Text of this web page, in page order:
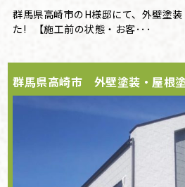
群馬県高崎市のH様邸にて、外壁塗
た! 【施工前の状態・お客･･･
群馬県高崎市 外壁塗装・屋根